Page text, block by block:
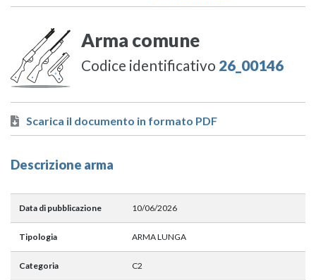
Arma comune
Codice identificativo 26_00146
Scarica il documento in formato PDF
Descrizione arma
Data di pubblicazione 10/06/2026
Tipologia ARMA LUNGA
Categoria C2